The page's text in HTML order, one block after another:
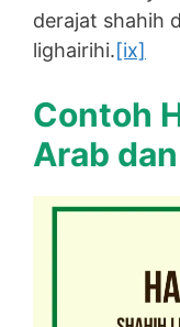
derajat shahih
lighairihi.[ix]
Contoh
Arab